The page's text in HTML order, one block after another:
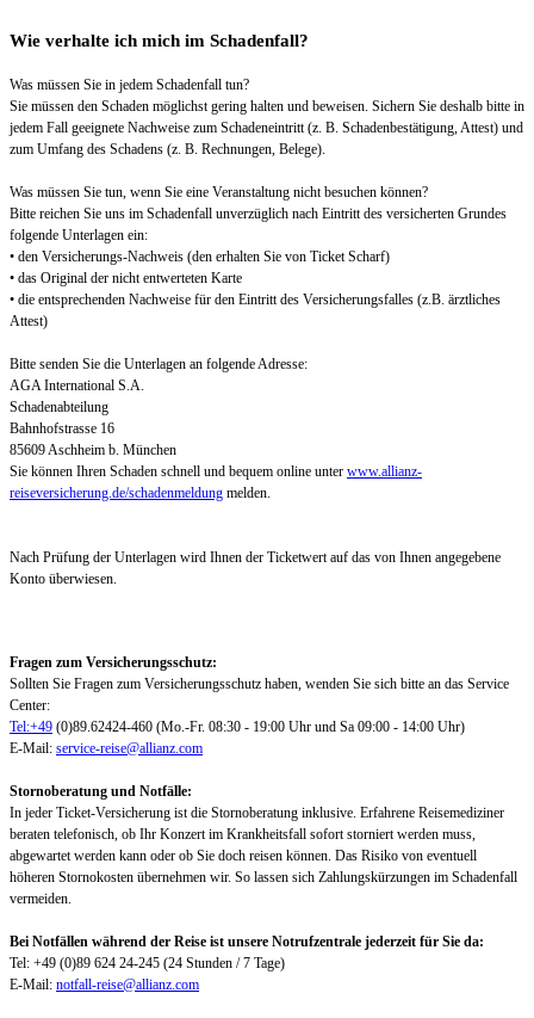
Wie verhalte ich mich im Schadenfall?
Was müssen Sie in jedem Schadenfall tun?
Sie müssen den Schaden möglichst gering halten und beweisen. Sichern Sie deshalb bitte in
jedem Fall geeignete Nachweise zum Schadeneintritt (z. B. Schadenbestätigung, Attest) und
zum Umfang des Schadens (z. B. Rechnungen, Belege).
Was müssen Sie tun, wenn Sie eine Veranstaltung nicht besuchen können?
Bitte reichen Sie uns im Schadenfall unverzüglich nach Eintritt des versicherten Grundes
folgende Unterlagen ein:
• den Versicherungs-Nachweis (den erhalten Sie von Ticket Scharf)
• das Original der nicht entwerteten Karte
• die entsprechenden Nachweise für den Eintritt des Versicherungsfalles (z.B. ärztliches
Attest)
Bitte senden Sie die Unterlagen an folgende Adresse:
AGA International S.A.
Schadenabteilung
Bahnhofstrasse 16
85609 Aschheim b. München
Sie können Ihren Schaden schnell und bequem online unter www.allianz-
reiseversicherung.de/schadenmeldung melden.
Nach Prüfung der Unterlagen wird Ihnen der Ticketwert auf das von Ihnen angegebene
Konto überwiesen.
Fragen zum Versicherungsschutz:
Sollten Sie Fragen zum Versicherungsschutz haben, wenden Sie sich bitte an das Service
Center:
Tel:+49 (0)89.62424-460 (Mo.-Fr. 08:30 - 19:00 Uhr und Sa 09:00 - 14:00 Uhr)
E-Mail: service-reise@allianz.com
Stornoberatung und Notfälle:
In jeder Ticket-Versicherung ist die Stornoberatung inklusive. Erfahrene Reisemediziner
beraten telefonisch, ob Ihr Konzert im Krankheitsfall sofort storniert werden muss,
abgewartet werden kann oder ob Sie doch reisen können. Das Risiko von eventuell
höheren Stornokosten übernehmen wir. So lassen sich Zahlungskürzungen im Schadenfall
vermeiden.
Bei Notfällen während der Reise ist unsere Notrufzentrale jederzeit für Sie da:
Tel: +49 (0)89 624 24-245 (24 Stunden / 7 Tage)
E-Mail: notfall-reise@allianz.com